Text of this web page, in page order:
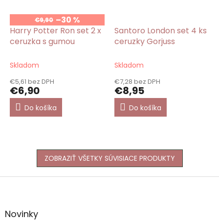
€9,90 –30 %
Harry Potter Ron set 2 x
ceruzka s gumou
Skladom
€5,61 bez DPH
€6,90
Do košíka
Santoro London set 4 ks
ceruzky Gorjuss
Skladom
€7,28 bez DPH
€8,95
Do košíka
ZOBRAZIŤ VŠETKY SÚVISIACE PRODUKTY
Z
äNovinky